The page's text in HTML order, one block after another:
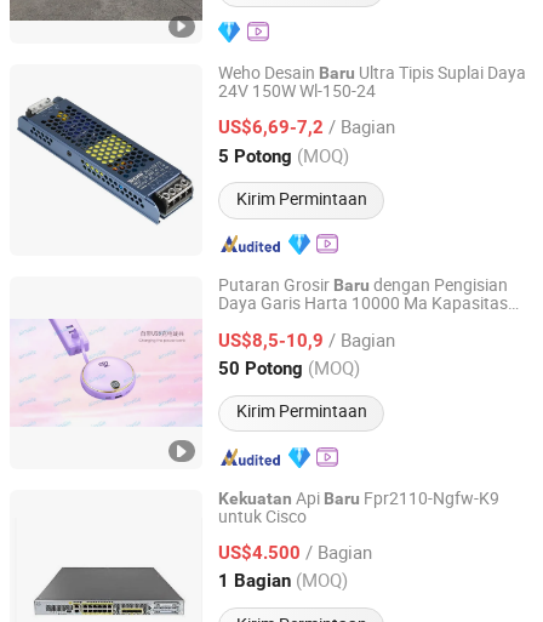
Weho Desain Baru Ultra Tipis Suplai Daya
24V 150W Wl-150-24
US$6,69-7,2 / Bagian
5 Potong (MOQ)
Kirim Permintaan
Zhejiang Weihao Electronic Co., Ltd.
Zhejiang, China Harga mulai 2010
Putaran Grosir Baru dengan Pengisian
Daya Garis Harta 10000 Ma Kapasitas
Mobile
US$8,5-10,9 / Bagian
50 Potong (MOQ)
Kirim Permintaan
Shenzhen Ainville Electronics Co.,Ltd.
Guangdong, China Harga mulai 2023
Kekuatan Api Baru Fpr2110-Ngfw-K9
untuk Cisco
US$4.500 / Bagian
1 Bagian (MOQ)
Beijing Borui Communication System Integration Co., Ltd.
Beijing, China Harga mulai 2023